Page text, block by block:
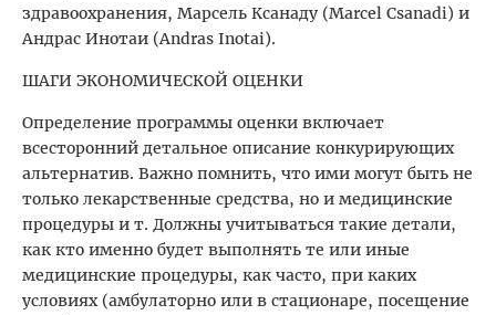
здравоохранения, Марсель Ксанаду (Marcel Csanadi) и
Андрас Инотаи (Andras Inotai).
ШАГИ ЭКОНОМИЧЕСКОЙ ОЦЕНКИ
Определение программы оценки включает
всесторонний детальное описание конкурирующих
альтернатив. Важно помнить, что ими могут быть не
только лекарственные средства, но и медицинские
процедуры и т. Должны учитываться такие детали,
как кто именно будет выполнять те или иные
медицинские процедуры, как часто, при каких
условиях (амбулаторно или в стационаре, посещение